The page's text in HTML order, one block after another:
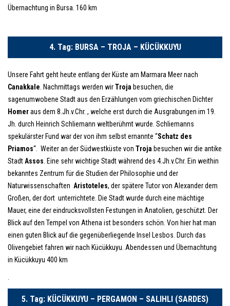
Übernachtung in Bursa. 160 km
4. Tag: BURSA – TROJA – KÜCÜKKUYU
Unsere Fahrt geht heute entlang der Küste am Marmara Meer nach
Canakkale . Nachmittags werden wirTroja besuchen, die
sagenumwobene Stadt aus den Erzählungen vom griechischen Dichter
Homeraus dem 8.Jh.v.Chr. , welche erst durch die Ausgrabungen im 19.
Jh. durch Heinrich Schliemann weltberühmt wurde. Schliemanns
spekulärster Fund war der von ihm selbst ernannte ‘‘Schatz des
Priamos‘‘. Weiter an der Südwestküste von Troja besuchen wir die antike
StadtAssos . Eine sehr wichtige Stadt während des 4.Jh.v.Chr. Ein weithin
bekanntes Zentrum für die Studien der Philosophie und der
Naturwissenschaften Aristoteles, der spätere Tutor von Alexander dem
Großen, der dort unterrichtete. Die Stadt wurde durch eine mächtige
Mauer, eine der eindrucksvollsten Festungen in Anatolien, geschützt. Der
Blick auf den Tempel von Athena ist besonders schön. Von hier hat man
einen guten Blick auf die gegenüberliegende Insel Lesbos. Durch das
Olivengebiet fahren wir nach Kücükkuyu. Abendessen und Übernachtung
in Kücükkuyu 400 km
5. Tag: KÜCÜKKUYU – PERGAMON – SALIHLI (SARDES)